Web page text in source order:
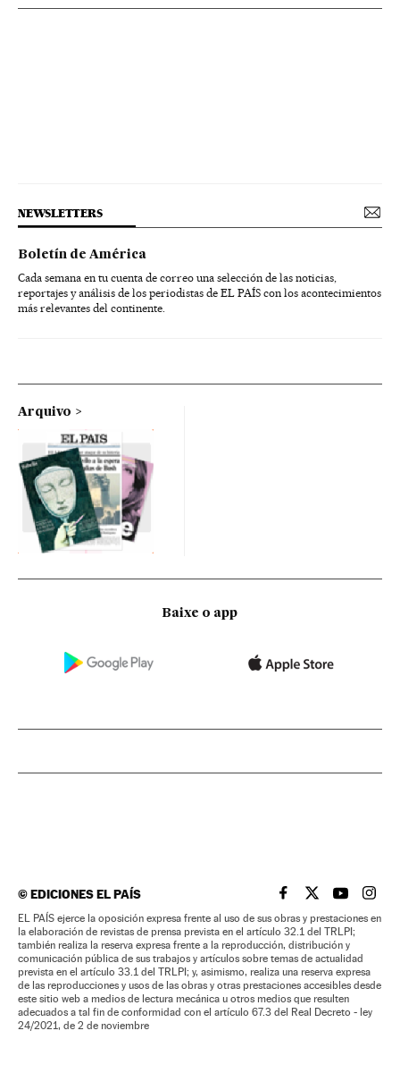
NEWSLETTERS
Boletín de América
Cada semana en tu cuenta de correo una selección de las noticias,
reportajes y análisis de los periodistas de EL PAÍS con los acontecimientos
más relevantes del continente.
Arquivo
Baixe o app
©EDICIONES EL PAÍS EL PAÍS BRASIL EN
EL PAÍSEL PAÍS
EL
EL PAÍS ejerce la oposición expresa frente al uso de sus obras y prestaciones en
la elaboración de revistas de prensa prevista en el artículo 32.1 del TRLPI;
también realiza la reserva expresa frente a la reproducción, distribución y
comunicación pública de sus trabajos y artículos sobre temas de actualidad
prevista en el artículo 33.1 del TRLPI; y, asimismo, realiza una reserva expresa
de las reproducciones y usos de las obras y otras prestaciones accesibles desde
este sitio web a medios de lectura mecánica u otros medios que resulten
adecuados a tal fin de conformidad con el artículo 67.3 del Real Decreto - ley
24/2021, de 2 de noviembre